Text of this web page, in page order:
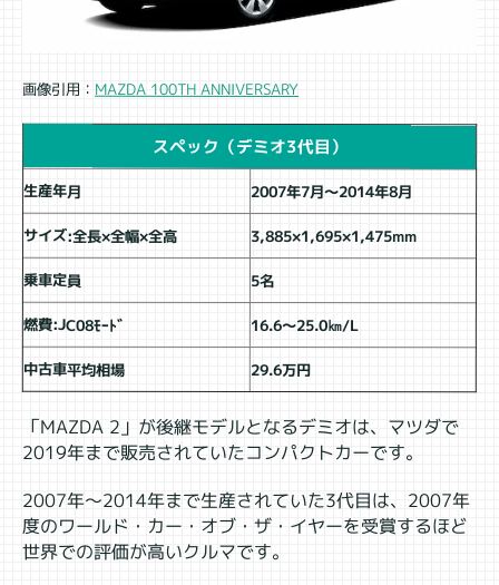
画像引用： MAZDA 100TH ANNIVERSARY
スペック（デミオ3代目）
生産年月 2007年7月～2014年8月
サイズ:全長×全幅×全高 3,885×1,695×1,475mm
乗車定員 5名
燃費:JC08ﾓｰﾄﾞ 16.6～25.0㎞/L
中古車平均相場 29.6万円
「MAZDA 2」が後継モデルとなるデミオは、マツダで
2019年まで販売されていたコンパクトカーです。
2007年～2014年まで生産されていた3代目は、2007年
度のワールド・カー・オブ・ザ・イヤーを受賞するほど
世界での評価が高いクルマです。